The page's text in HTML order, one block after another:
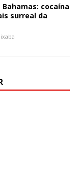
Bahamas: cocaína
surreal da